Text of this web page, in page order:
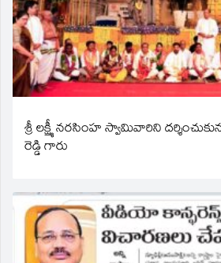
శ్రీ లక్ష్మీ నరసింహ స్వామివారిని
రెడ్డి గారు